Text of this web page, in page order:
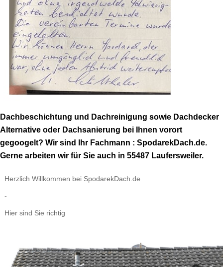
Dachbeschichtung und Dachreinigung sowie Dachdecker
Alternative oder Dachsanierung bei Ihnen vorort
gegoogelt? Wir sind Ihr Fachmann : SpodarekDach.de.
Gerne arbeiten wir für Sie auch in 55487 Laufersweiler.
Herzlich Willkommen bei SpodarekDach.de
-
Hier sind Sie richtig